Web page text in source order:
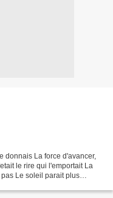
donnais La force d'avancer,
le rire qui l'emportait La
Le soleil parait plus